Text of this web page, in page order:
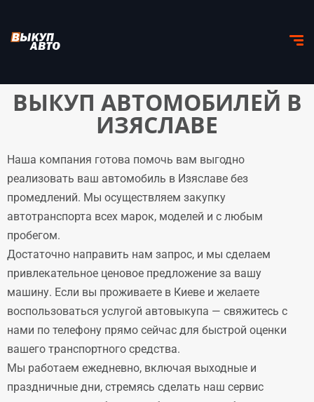
ВЫКУП АВТОМОБИЛЕЙ В
ИЗЯСЛАВЕ
Наша компания готова помочь вам выгодно
реализовать ваш автомобиль в Изяславе без
промедлений. Мы осуществляем закупку
автотранспорта всех марок, моделей и с любым
пробегом.
Достаточно направить нам запрос, и мы сделаем
привлекательное ценовое предложение за вашу
машину. Если вы проживаете в Киеве и желаете
воспользоваться услугой автовыкупа — свяжитесь с
нами по телефону прямо сейчас для быстрой оценки
вашего транспортного средства.
Мы работаем ежедневно, включая выходные и
праздничные дни, стремясь сделать наш сервис